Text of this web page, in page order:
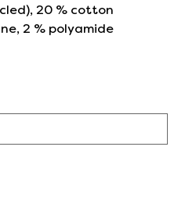
20 % cotton
2 % polyamide